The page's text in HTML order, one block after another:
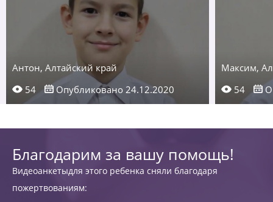
Антон, Алтайский край
54
Опубликовано 24.12.2020
Максим,
54
Благодарим за вашу помощь!
Видеоанкетыдля этого ребенка сняли благодаря
пожертвованиям: